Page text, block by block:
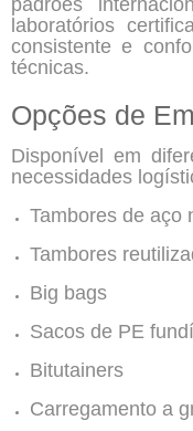
laboratórios
consistente e
técnicas.
Opções de
Disponível em
necessidades
Tambores de aço
Tambores
Big bags
Sacos de PE
Bitutainers
Carregamento a